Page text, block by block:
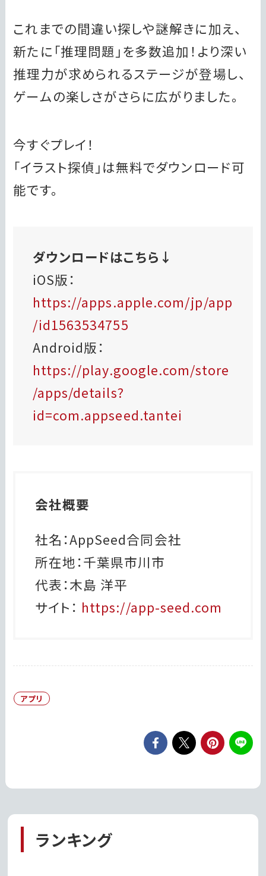
これまでの間違い探しや謎解きに加え、
新たに「推理問題」を多数追加！より深い
推理力が求められるステージが登場し、
ゲームの楽しさがさらに広がりました。
今すぐプレイ！
「イラスト探偵」は無料でダウンロード可
能です。
ダウンロードはこちら↓
iOS版：
https://apps.apple.com/jp/app
/id1563534755
Android版：
https://play.google.com/store
/apps/details?
id=com.appseed.tantei
会社概要
社名：AppSeed合同会社
所在地：千葉県市川市
代表：木島 洋平
サイト： https://app-seed.com
アプリ
ランキング